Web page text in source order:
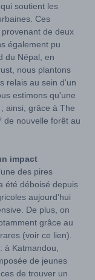
soutient les
Ces
de deux
également pu
du Népal, en
nous plantons
relais au sein d'un
estimons qu'une
ainsi, grâce à The
de nouvelle forêt au
impact
des pires
été déboisé depuis
aujourd’hui
De plus, on
grâce au
(voir ce lien).
à Katmandou,
de jeunes
de trouver un